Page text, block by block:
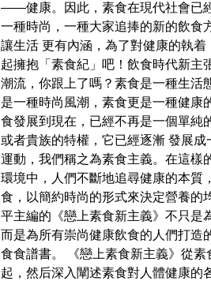
——健康。因此，素食在現代社會已
一種時尚，一種大家追捧的新的飲食
讓生活 更有內涵，為了對健康的執着
起擁抱「素食紀」吧！飲食時代新主
潮流，你跟上了嗎？素食是一種生活
是一種時尚風潮，素食更是一種健康
食發展到現在，已經不再是一個單純
或者貴族的特權，它已經逐漸 發展成
運動，我們稱之為素食主義。在這樣
環境中，人們不斷地追尋健康的本質
食，以簡約時尚的形式來決定營養的
平主編的《戀上素食新主義》不只是
而是為所有崇尚健康飲食的人們打造
食食譜書。 《戀上素食新主義》從素
起，然后深入闡述素食對人體健康的